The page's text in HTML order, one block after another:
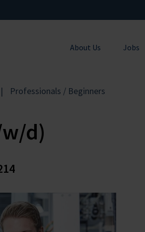
About Us Jobs
Professionals / Beginners
d)